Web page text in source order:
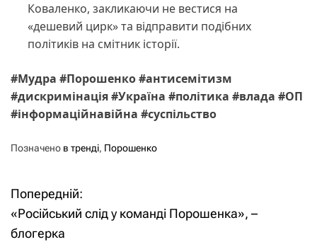
Коваленко, закликаючи не вестися на
«дешевий цирк» та відправити подібних
політиків на смітник історії.
#Мудра #Порошенко #антисемітизм
#дискримінація #Україна #політика #влада #ОП
#інформаційнавійна #суспільство
Позначено в тренді, Порошенко
Н
а
Попередній:
«Російський слід у команді Порошенка», –
блогерка